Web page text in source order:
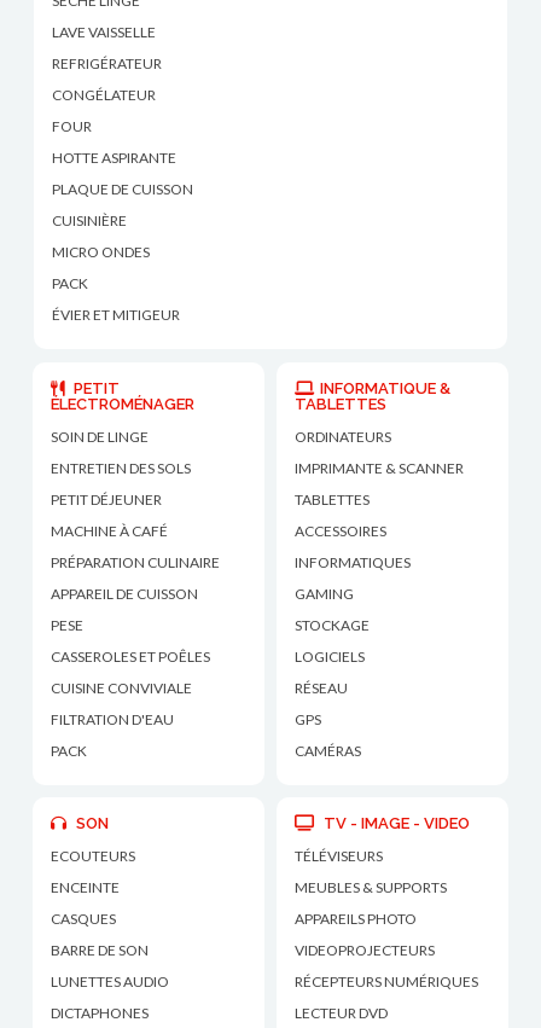
LAVE VAISSELLE
REFRIGÉRATEUR
CONGÉLATEUR
FOUR
HOTTE ASPIRANTE
PLAQUE DE CUISSON
CUISINIÈRE
MICRO ONDES
PACK
ÉVIER ET MITIGEUR
PETIT
ÉLECTROMÉNAGER
SOIN DE LINGE
ENTRETIEN DES SOLS
PETIT DÉJEUNER
MACHINE À CAFÉ
PRÉPARATION CULINAIRE
APPAREIL DE CUISSON
PESE
CASSEROLES ET POÊLES
CUISINE CONVIVIALE
FILTRATION D'EAU
PACK
INFORMATIQUE &
TABLETTES
ORDINATEURS
IMPRIMANTE & SCANNER
TABLETTES
ACCESSOIRES
INFORMATIQUES
GAMING
STOCKAGE
LOGICIELS
RÉSEAU
GPS
CAMÉRAS
SON
ECOUTEURS
ENCEINTE
CASQUES
BARRE DE SON
LUNETTES AUDIO
DICTAPHONES
TV - IMAGE - VIDEO
TÉLÉVISEURS
MEUBLES & SUPPORTS
APPAREILS PHOTO
VIDEOPROJECTEURS
RÉCEPTEURS NUMÉRIQUES
LECTEUR DVD